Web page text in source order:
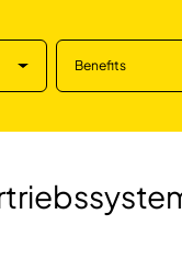
Benefits